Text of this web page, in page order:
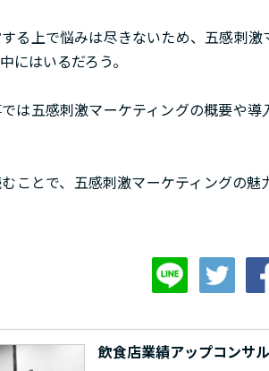
る上で悩みは尽きないため、五感刺
にはいるだろう。
は五感刺激マーケティングの概要や
ことで、五感刺激マーケティングの
飲食店業績アップコンサ